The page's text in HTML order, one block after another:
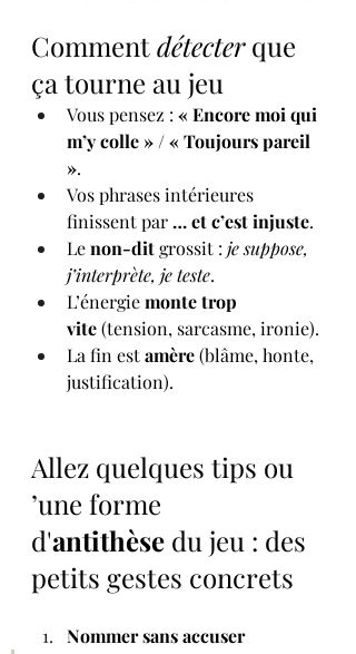
Comment détecter que
ça tourne au jeu
Vous pensez : « Encore moi qui
m’y colle » / « Toujours pareil
».
Vos phrases intérieures
finissent par … et c’est injuste.
Le non-dit grossit : je suppose,
j’interprète, je teste.
L’énergie monte trop
vite (tension, sarcasme, ironie).
La fin est amère (blâme, honte,
justification).
Allez quelques tips ou
’une forme
d'antithèse du jeu : des
petits gestes concrets
Nommer sans accuser